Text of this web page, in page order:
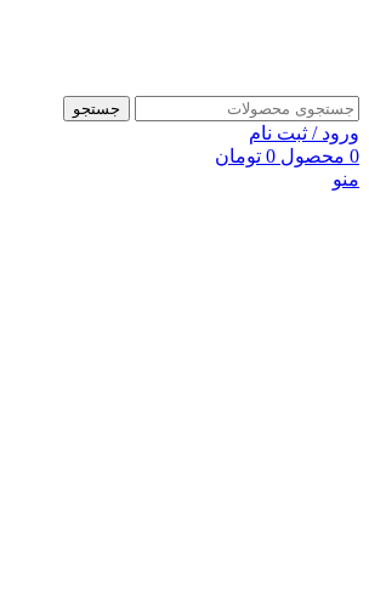
جستجو
ورود / ثبت نام
0 محصول 0 تومان
منو